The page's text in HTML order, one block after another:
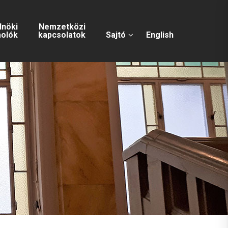
Nemzetközi
kapcsolatok
Sajtó English